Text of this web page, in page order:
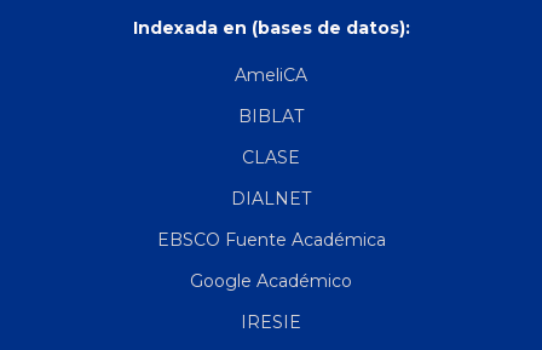
Indexada en (bases de datos):
AmeliCA
BIBLAT
CLASE
DIALNET
EBSCO Fuente Académica
Google Académico
IRESIE